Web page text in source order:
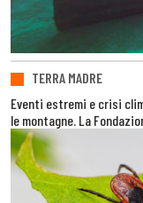
TERRA MADRE
Eventi estremi e crisi
le montagne. La